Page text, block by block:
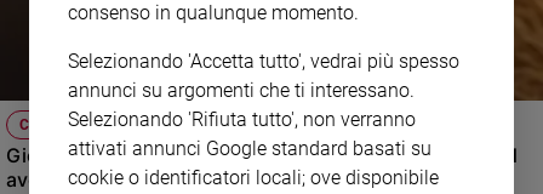
CASO DELLA SETTIMANA
Giorgia si è sempre donata agli altri: ora è lei, povera, ad
avere bisogno
consenso in qualunque momento.
Selezionando 'Accetta tutto', vedrai più spesso
annunci su argomenti che ti interessano.
Selezionando 'Rifiuta tutto', non verranno
attivati annunci Google standard basati su
cookie o identificatori locali; ove disponibile